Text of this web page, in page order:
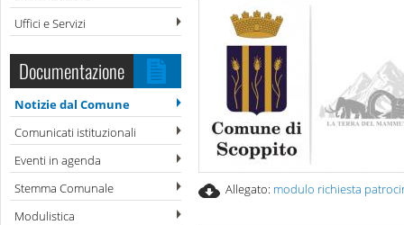
Uffici e Servizi
Documentazione
Notizie dal Comune
Comunicati istituzionali
Eventi in agenda
Stemma Comunale
Modulistica
Allegato: modulo richiesta